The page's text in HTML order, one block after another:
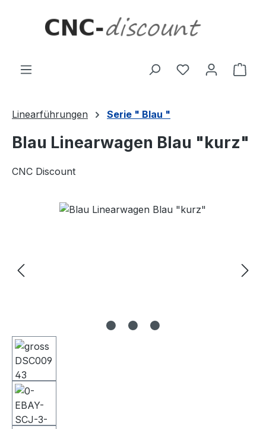
Linearführungen Serie " Blau "
Blau Linearwagen Blau "kurz"
CNC Discount
Bildergalerie überspringen